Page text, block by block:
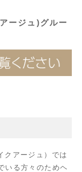
ージュ)グルー
クアージュ）では
いる方々のためヘ